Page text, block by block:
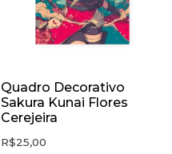
Quadro Decorativo
Sakura Kunai Flores
Cerejeira
R$25,00